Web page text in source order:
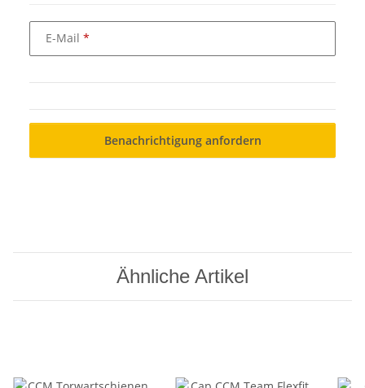
E-Mail
Benachrichtigung anfordern
Ähnliche Artikel